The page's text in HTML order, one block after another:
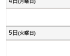
(月曜日)
5日 (火曜日)